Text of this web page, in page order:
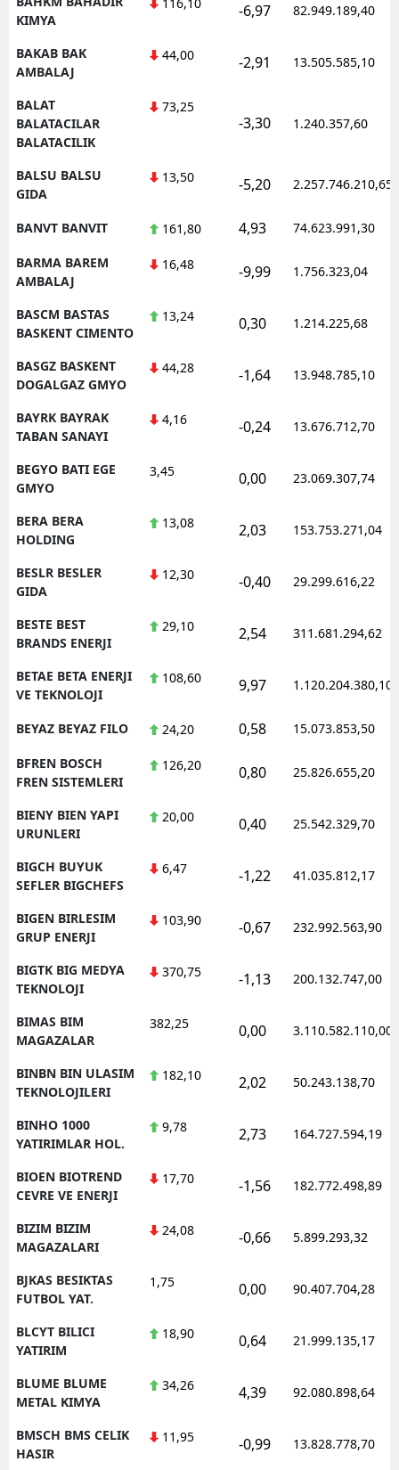
KIMYA
-6,97 82.949.189,40
BAKAB BAK
AMBALAJ
44,00 -2,91 13.505.585,10
BALAT
BALATACILAR
BALATACILIK
73,25
-3,30 1.240.357,60
BALSU BALSU
GIDA
13,50 -5,20 2.257.746.210,65
BANVT BANVIT 161,80 4,93 74.623.991,30
BARMA BAREM
AMBALAJ
16,48 -9,99 1.756.323,04
BASCM BASTAS
BASKENT CIMENTO
13,24 0,30 1.214.225,68
BASGZ BASKENT
DOGALGAZ GMYO
44,28 -1,64 13.948.785,10
BAYRK BAYRAK
TABAN SANAYI
4,16 -0,24 13.676.712,70
BEGYO BATI EGE
GMYO
3,45 0,00 23.069.307,74
BERA BERA
HOLDING
13,08 2,03 153.753.271,04
BESLR BESLER
GIDA
12,30 -0,40 29.299.616,22
BESTE BEST
BRANDS ENERJI
29,10 2,54 311.681.294,62
BETAE BETA ENERJI
VE TEKNOLOJI
108,60 9,97 1.120.204.380,10
BEYAZ BEYAZ FILO 24,20 0,58 15.073.853,50
BFREN BOSCH
FREN SISTEMLERI
126,20 0,80 25.826.655,20
BIENY BIEN YAPI
URUNLERI
20,00 0,40 25.542.329,70
BIGCH BUYUK
SEFLER BIGCHEFS
6,47 -1,22 41.035.812,17
BIGEN BIRLESIM
GRUP ENERJI
103,90 -0,67 232.992.563,90
BIGTK BIG MEDYA
TEKNOLOJI
370,75 -1,13 200.132.747,00
BIMAS BIM
MAGAZALAR
382,25 0,00 3.110.582.110,00
BINBN BIN ULASIM
TEKNOLOJILERI
182,10 2,02 50.243.138,70
BINHO 1000
YATIRIMLAR HOL.
9,78 2,73 164.727.594,19
BIOEN BIOTREND
CEVRE VE ENERJI
17,70 -1,56 182.772.498,89
BIZIM BIZIM
MAGAZALARI
24,08 -0,66 5.899.293,32
BJKAS BESIKTAS
FUTBOL YAT.
1,75 0,00 90.407.704,28
BLCYT BILICI
YATIRIM
18,90 0,64 21.999.135,17
BLUME BLUME
METAL KIMYA
34,26 4,39 92.080.898,64
BMSCH BMS CELIK
HASIR
11,95 -0,99 13.828.778,70